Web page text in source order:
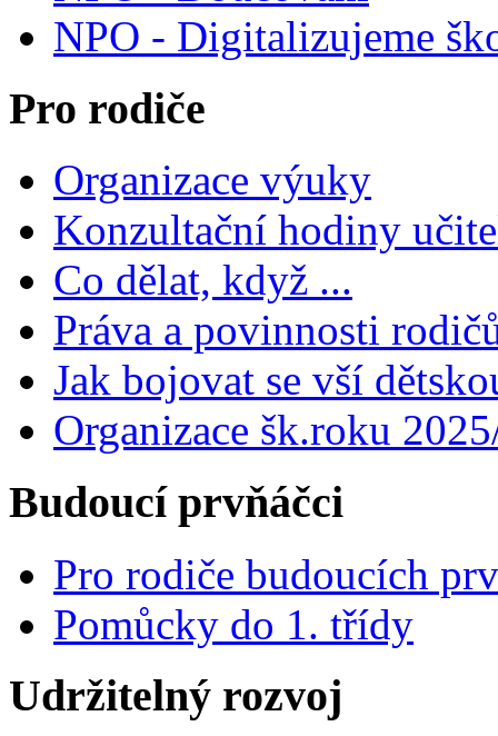
NPO - Digitalizujeme
Pro rodiče
Organizace výuky
Konzultační hodiny
Co dělat, když ...
Práva a povinnosti
Jak bojovat se vší
Organizace šk.roku
Budoucí prvňáčci
Pro rodiče budoucích
Pomůcky do 1. třídy
Udržitelný rozvoj